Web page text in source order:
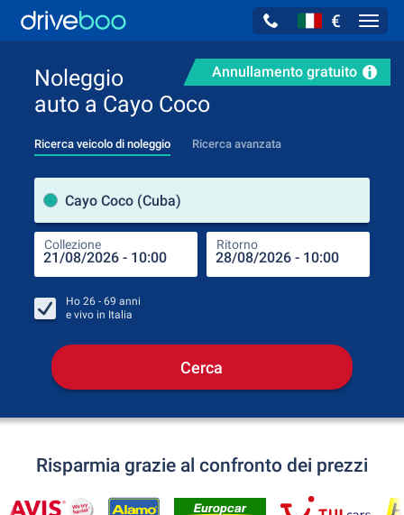
€
Annullamento gratuito
Noleggio
auto a Cayo Coco
Ricerca veicolo di noleggio Ricerca avanzata
Cayo Coco (Cuba)
Collezione Ritorno
Ho 26 - 69 anni
e vivo in Italia
Cerca
Risparmia grazie al confronto dei prezzi